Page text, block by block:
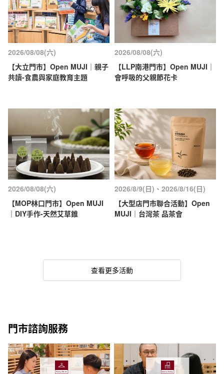
2026/08/08(六)
【大立門市】Open MUJI｜親子
共讀-食農與家庭教育主題
2026/08/08(六)
【LLP南港門市】Open MUJI｜
會呼吸的父親節花卡
2026/08/08(六)
【MOP林口門市】Open MUJI
｜DIY手作-天然艾草錐
2026/8/9(日)、2026/8/16(日)
【大型店門市聯合活動】Open
MUJI｜台灣茶 品茶會
查看更多活動
門市諮詢服務